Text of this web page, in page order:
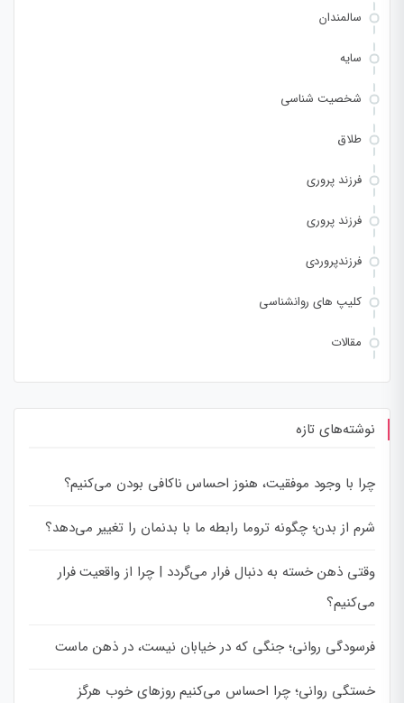
سالمندان
سایه
شخصیت شناسی
طلاق
فرزند پروری
فرزند پروری
فرزندپروردی
کلیپ های روانشناسی
مقالات
نوشته‌های تازه
چرا با وجود موفقیت، هنوز احساس ناکافی بودن می‌کنیم؟
شرم از بدن؛ چگونه تروما رابطه ما با بدنمان را تغییر می‌دهد؟
وقتی ذهن خسته به دنبال فرار می‌گردد | چرا از واقعیت فرار
می‌کنیم؟
فرسودگی روانی؛ جنگی که در خیابان نیست، در ذهن ماست
خستگی روانی؛ چرا احساس می‌کنیم روزهای خوب هرگز